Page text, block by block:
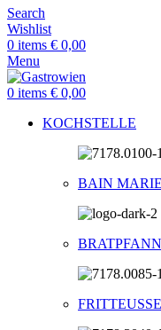
Search
Wishlist
0 items € 0,00
Menu
0 items € 0,00
KOCHSTELLE
BAIN
FRITTEUSSE